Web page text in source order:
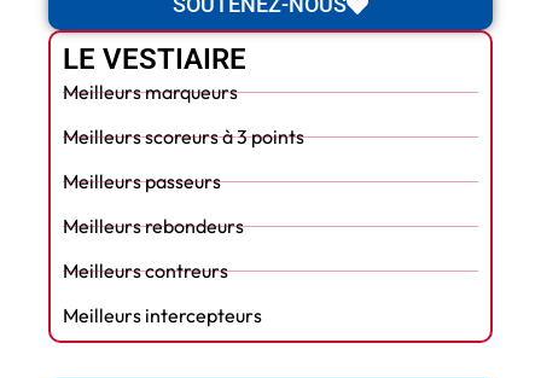
LE VESTIAIRE
Meilleurs marqueurs
Meilleurs scoreurs à 3 points
Meilleurs passeurs
Meilleurs rebondeurs
Meilleurs contreurs
Meilleurs intercepteurs